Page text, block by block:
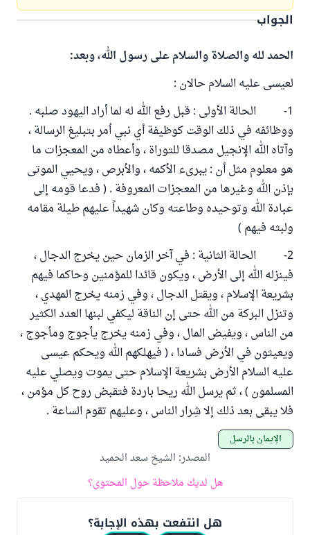
الجواب
الحمد لله والصلاة والسلام على رسول الله، وبعد:
لعيسى عليه السلام حالان :
1- الحالة الأولى : قبل رفع الله له لما أراد اليهود صلبه .
ووظائفه في ذلك الوقت كوظيفة أي نبي اُمر بتبليغ الرسالة ،
وآتاه الله الإنجيل مصدقا للتوراة ، وأعطاه من المعجزات ما
هو معلوم مثل أن : يبرىء الأكمه ، والأبرص ، ويحيي الموتى
بإذن الله وغيرها من المعجزات المعروفة . ( فدعا قومه إلى
عبادة الله وتوحيده وطاعته وكان شهيداً عليهم طيلة مقامه
ولبثه فيهم )
2- الحالة الثانية : في آخر الزمان حين يخرج الدجال ،
فينزله الله إلى الأرض ، ويكون قائدا للمؤمنين وحاكما فيهم
بشريعة الإسلام ، ويقتل الدجال ، وفي زمنه يخرج المهدي ،
وتنزل البركة من الله حتى إن الناقة ليكفي لبنها العدد الكثير
من الناس ، ويفيض المال ، وفي زمنه يخرج يأجوج ومأجوج ،
ويعيثون في الأرض فسادا ، ( فيهلكهم الله ويحكم عيسى
عليه السلام الأرض بشريعة الإسلام حتى يموت ويصلي عليه
المسلمون ) ، ثم يرسل الله ريحا باردة فتقبض روح كل مؤمن ،
فلا يبقى بعد ذلك إلا شِرار الناس ، وعليهم تقوم الساعة .
الإيمان بالرسل
المصدر: الشيخ سعد الحميد
هل لديك ملاحظة حول المحتوى؟
هل انتفعت بهذه الإجابة؟